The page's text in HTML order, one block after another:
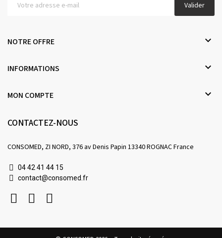
Valider
NOTRE OFFRE 
INFORMATIONS 
MON COMPTE 
CONTACTEZ-NOUS
CONSOMED, ZI NORD, 376 av Denis Papin 13340 ROGNAC France
04 42 41 44 15
contact@consomed.fr